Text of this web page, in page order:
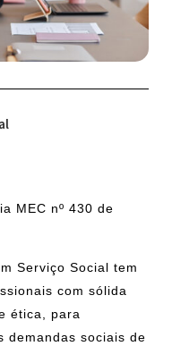
MEC nº 430 de
Serviço Social tem
com sólida
ética, para
demandas sociais de